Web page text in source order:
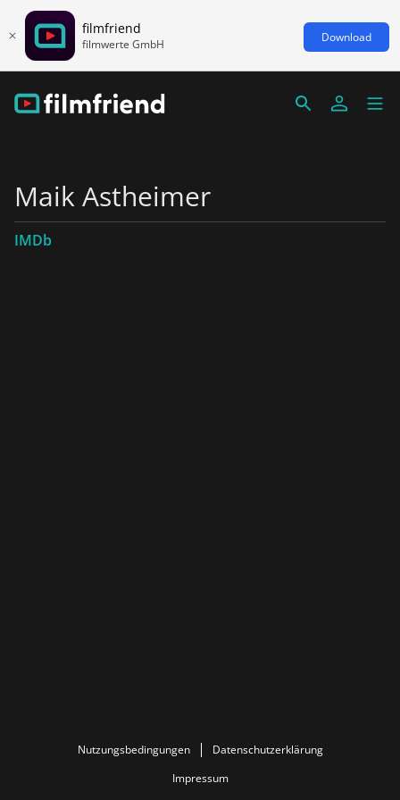
filmfriend
filmwerte GmbH Download
Maik Astheimer
IMDb
Nutzungsbedingungen
Datenschutzerklärung
Impressum